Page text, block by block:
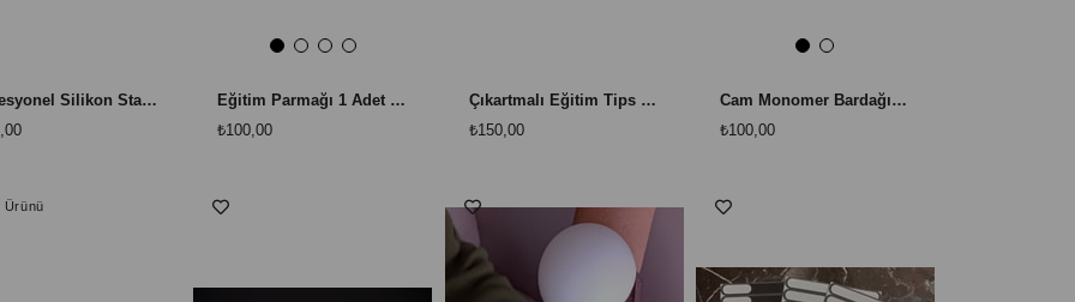
Profesyonel Silikon Stampa Kapaklı Set – 3 Parça
Eğitim Parmağı 1 Adet - Protez Tırnak ve Nail Art Çalışma Parmağı
₺100,00
Çıkartmalı Eğitim Tips Kartelası 240 Adet - Tırnak Çalışma ve Gösterim Seti
₺150,00
Cam Monomer Bardağı - Akrilik Likit İçin Profesyonel Dappen Dish
₺100,00
Ürünü